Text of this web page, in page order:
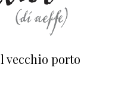
vecchio porto